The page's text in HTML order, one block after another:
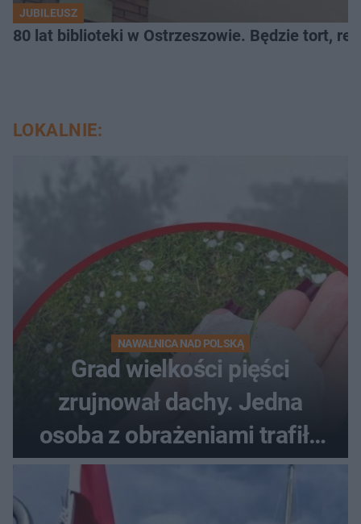
JUBILEUSZ
80 lat biblioteki w Ostrzeszowie. Będzie tort,
LOKALNIE:
NAWAŁNICA NAD POLSKĄ
Grad wielkości pięści
zrujnował dachy. Jedna
osoba z obrażeniami trafiła
do szpitala